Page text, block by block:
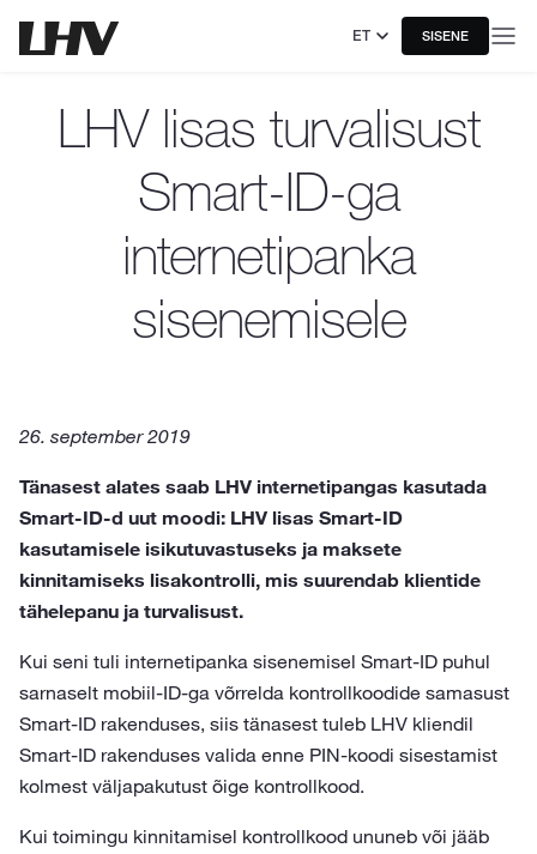
ET SISENE
LHV lisas turvalisust
Smart-ID-ga
internetipanka
sisenemisele
26. september 2019
Tänasest alates saab LHV internetipangas kasutada
Smart-ID-d uut moodi: LHV lisas Smart-ID
kasutamisele isikutuvastuseks ja maksete
kinnitamiseks lisakontrolli, mis suurendab klientide
tähelepanu ja turvalisust.
Kui seni tuli internetipanka sisenemisel Smart-ID puhul
sarnaselt mobiil-ID-ga võrrelda kontrollkoodide samasust
Smart-ID rakenduses, siis tänasest tuleb LHV kliendil
Smart-ID rakenduses valida enne PIN-koodi sisestamist
kolmest väljapakutust õige kontrollkood.
Kui toimingu kinnitamisel kontrollkood ununeb või jääb